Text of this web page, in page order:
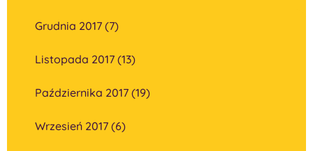
Grudnia 2017 (7)
Listopada 2017 (13)
Października 2017 (19)
Wrzesień 2017 (6)